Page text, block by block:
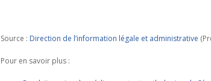
Source : Direction de l’information légale et administrative
Pour en savoir plus :